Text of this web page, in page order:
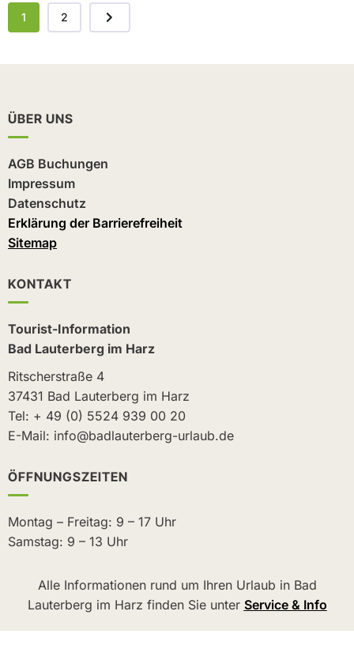
1 2
ÜBER UNS
AGB Buchungen
Impressum
Datenschutz
Erklärung der Barrierefreiheit
Sitemap
KONTAKT
Tourist-Information
Bad Lauterberg im Harz
Ritscherstraße 4
37431 Bad Lauterberg im Harz
Tel: + 49 (0) 5524 939 00 20
E-Mail: info@badlauterberg-urlaub.de
ÖFFNUNGSZEITEN
Montag – Freitag: 9 – 17 Uhr
Samstag: 9 – 13 Uhr
Alle Informationen rund um Ihren Urlaub in Bad
Lauterberg im Harz finden Sie unter Service & Info